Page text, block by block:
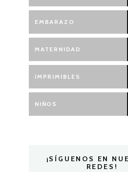
EMBARAZO
MATERNIDAD
IMPRIMIBLES
NIÑOS
¡SÍGUENOS EN
REDES!